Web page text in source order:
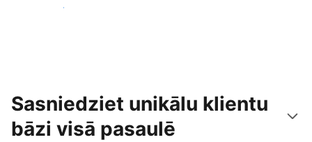
Sākt jau šodien
Sasniedziet unikālu klientu
bāzi visā pasaulē